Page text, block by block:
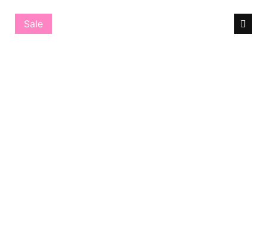
Sale